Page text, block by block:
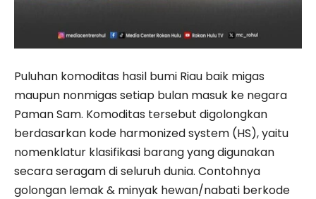
Puluhan komoditas hasil bumi Riau baik migas
maupun nonmigas setiap bulan masuk ke negara
Paman Sam. Komoditas tersebut digolongkan
berdasarkan kode harmonized system (HS), yaitu
nomenklatur klasifikasi barang yang digunakan
secara seragam di seluruh dunia. Contohnya
golongan lemak & minyak hewan/nabati berkode